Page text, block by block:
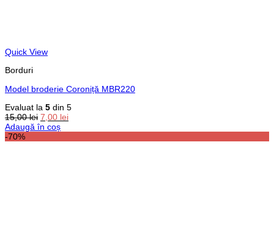
Quick View
Borduri
Model broderie Coroniță MBR220
Evaluat la 5 din 5
15,00lei Prețul
inițial
7,00 leiPrețul
Adaugă în coș
-70%